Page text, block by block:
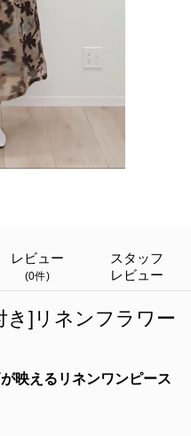
レビュー
(0件)
スタッフ
レビュー
き]リネンフラワー
映えるリネンワンピース